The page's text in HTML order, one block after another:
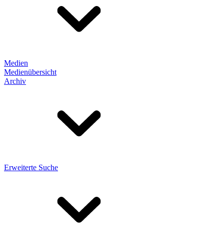
Medien
Medienübersicht
Archiv
Erweiterte Suche